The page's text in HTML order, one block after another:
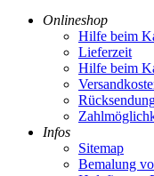
Onlineshop
Hilfe beim
Lieferzeit
Hilfe beim
Infos
Sitemap
Bemalung